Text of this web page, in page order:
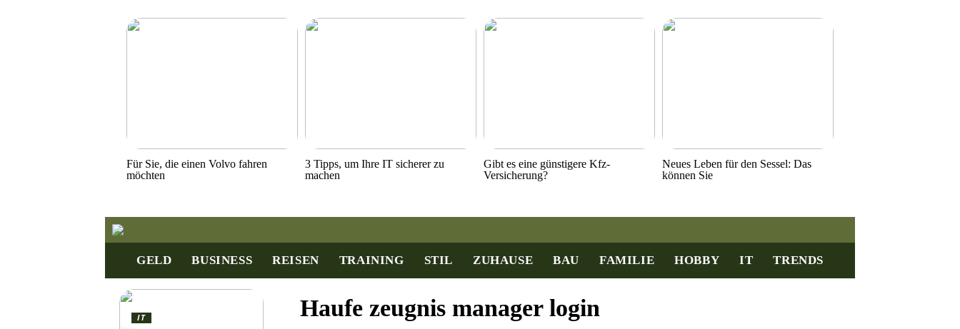
Für Sie, die einen Volvo fahren
möchten
3 Tipps, um Ihre IT sicherer zu
machen
Gibt es eine günstigere Kfz-
Versicherung?
Neues Leben für den Sessel: Das
können Sie
GELD BUSINESS REISEN TRAINING STIL ZUHAUSE BAU FAMILIE HOBBY IT TRENDS
Haufe zeugnis manager login
IT